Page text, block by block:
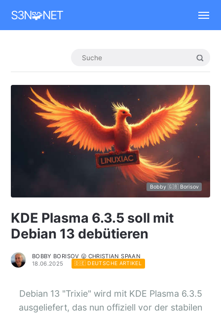
S3N🧩NET
Bobby 🇬🇧 Borisov
KDE Plasma 6.3.5 soll mit
Debian 13 debütieren
BOBBY BORISOV 😛 CHRISTIAN SPAAN
18.06.2025
🇩🇪 DEUTSCHE ARTIKEL
Debian 13 "Trixie" wird mit KDE Plasma 6.3.5
ausgeliefert, das nun offiziell vor der stabilen